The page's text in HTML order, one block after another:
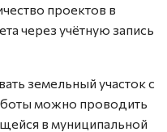
проектов в
через учётную запись
земельный участок с
можно проводить
в муниципальной